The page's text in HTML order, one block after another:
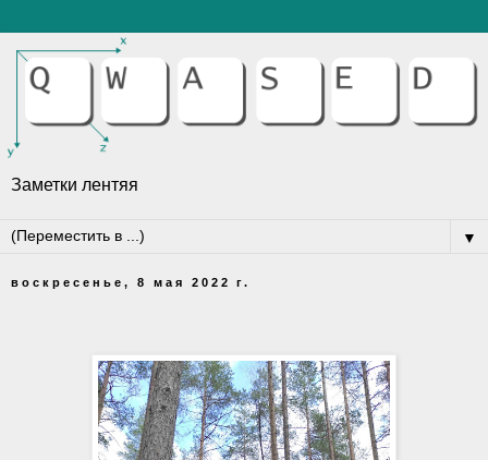
Заметки лентяя
▼
воскресенье, 8 мая 2022 г.